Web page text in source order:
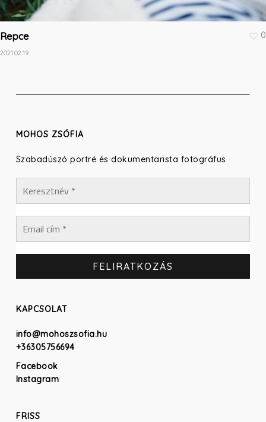
Repce
2021.02.19.
0
MOHOS ZSÓFIA
Szabadúszó portré és dokumentarista fotográfus
KAPCSOLAT
info@mohoszsofia.hu
+36305756694
Facebook
Instagram
FRISS